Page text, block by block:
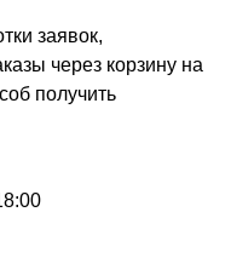
заявок,
через корзину на
получить